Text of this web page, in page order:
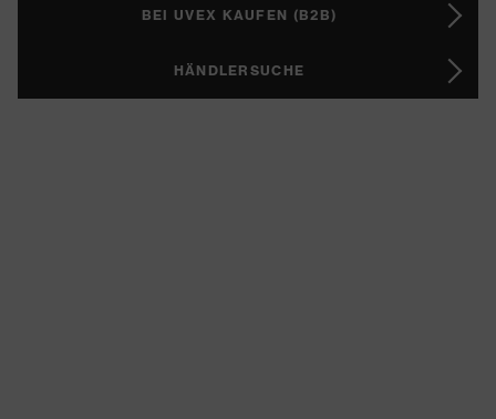
BEI UVEX KAUFEN (B2B)
HÄNDLERSUCHE